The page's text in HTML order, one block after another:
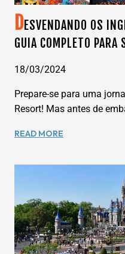
DESVENDANDO OS
GUIA COMPLETO PARA
18/03/2024
Prepare-se para uma
Resort! Mas antes de
READ MORE
GUIA
COMPLETO
PARA
SUA
AVENTURA!